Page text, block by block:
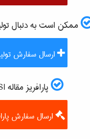
ممکن است به دنبال
ارسال سفارش
پارافریز مقاله ISI و رفع plagiarism
ارسال سفارش